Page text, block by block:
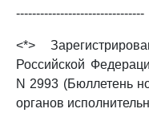
--------------------------------
<*>
Российской
N 2993 (Бюллетень
органов